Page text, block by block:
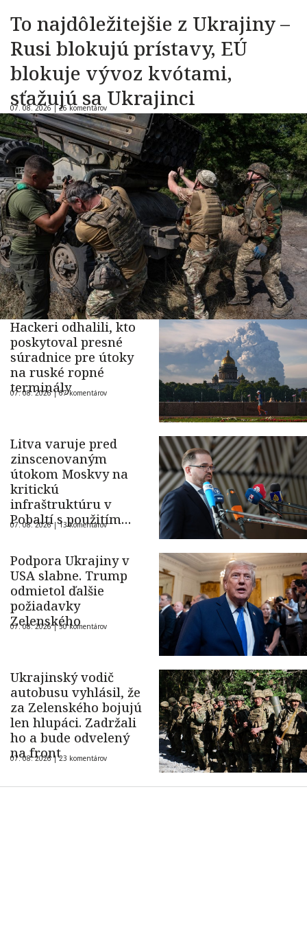
To najdôležitejšie z Ukrajiny –
Rusi blokujú prístavy, EÚ
blokuje vývoz kvótami,
sťažujú sa Ukrajinci
07. 08. 2026 |26 komentárov
Hackeri odhalili, kto
poskytoval presné
súradnice pre útoky
na ruské ropné
terminály
07. 08. 2026 |67 komentárov
Litva varuje pred
zinscenovaným
útokom Moskvy na
kritickú
infraštruktúru v
Pobaltí s použitím
ukrajinského dronu
07. 08. 2026 |13 komentárov
Podpora Ukrajiny v
USA slabne. Trump
odmietol ďalšie
požiadavky
Zelenského
07. 08. 2026 |50 komentárov
Ukrajinský vodič
autobusu vyhlásil, že
za Zelenského bojujú
len hlupáci. Zadržali
ho a bude odvelený
na front
07. 08. 2026 |23 komentárov